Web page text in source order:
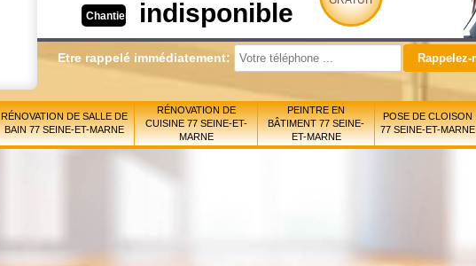
Chantier indisponible
Etre rappelé immédiatement:
RÉNOVATION DE SALLE DE
BAIN 77 SEINE-ET-MARNE
RÉNOVATION DE
CUISINE 77 SEINE-ET-
MARNE
PEINTRE EN
BÂTIMENT 77 SEINE-
ET-MARNE
POSE DE CLOISON
77 SEINE-ET-MARNE